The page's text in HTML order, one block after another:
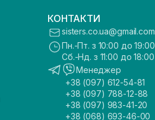
КОНТАКТИ
sisters.co.ua@gmail.com
Пн.-Пт. з 10:00 до 19:00
Сб.-Нд. з 11:00 до 18:00
Менеджер
+38 (097) 612-54-81
+38 (097) 788-12-88
+38 (097) 983-41-20
+38 (068) 693-46-00